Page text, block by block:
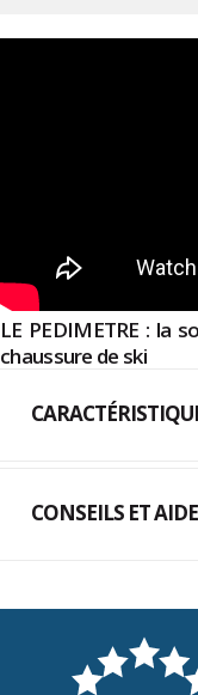
LE PEDIMETRE : la
chaussure de ski
CONSEILS ET